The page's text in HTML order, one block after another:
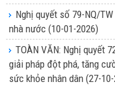
Nghị quyết số 79-NQ/
nhà nước (10-01-2026)
TOÀN VĂN: Nghị quyết
giải pháp đột phá, tăng
sức khỏe nhân dân (27-